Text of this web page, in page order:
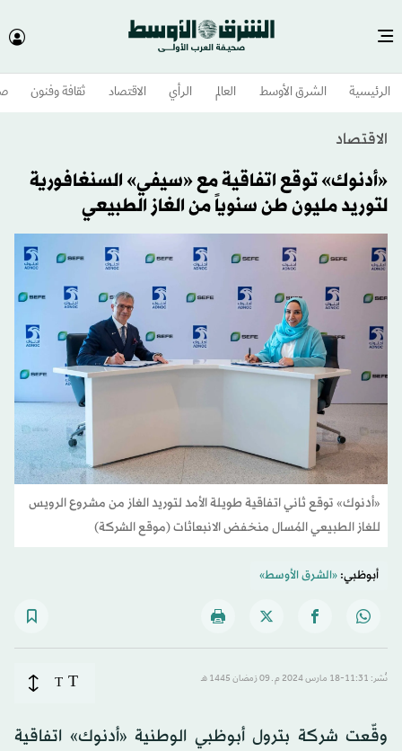
الرئيسية الشرق الأوسط​ العالم الرأي الاقتصاد ثقافة وفنون
الاقتصاد
«أدنوك» توقع اتفاقية مع «سيفي» السنغافورية
لتوريد مليون طن سنوياً من الغاز الطبيعي
«أدنوك» توقع ثاني اتفاقية طويلة الأمد لتوريد الغاز من مشروع الرويس
للغاز الطبيعي المُسال منخفض الانبعاثات (موقع الشركة)
أبوظبي:«الشرق الأوسط»
نُشر: 11:31-18 مارس 2024 م ـ 09 رَمضان 1445 هـ T
T
وقّعت شركة بترول أبوظبي الوطنية «أدنوك» اتفاقية